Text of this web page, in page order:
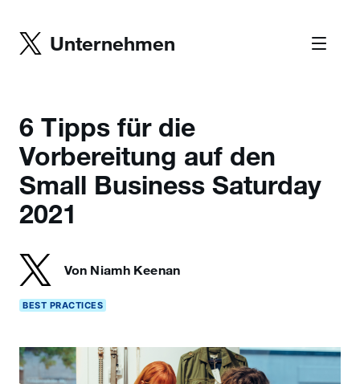
Unternehmen
6 Tipps für die
Vorbereitung auf den
Small Business Saturday
2021
Von Niamh Keenan
BEST PRACTICES